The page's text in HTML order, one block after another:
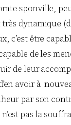
sponville,
dynamique
c’est être
de les
de leur
avoir à
par son
pas la